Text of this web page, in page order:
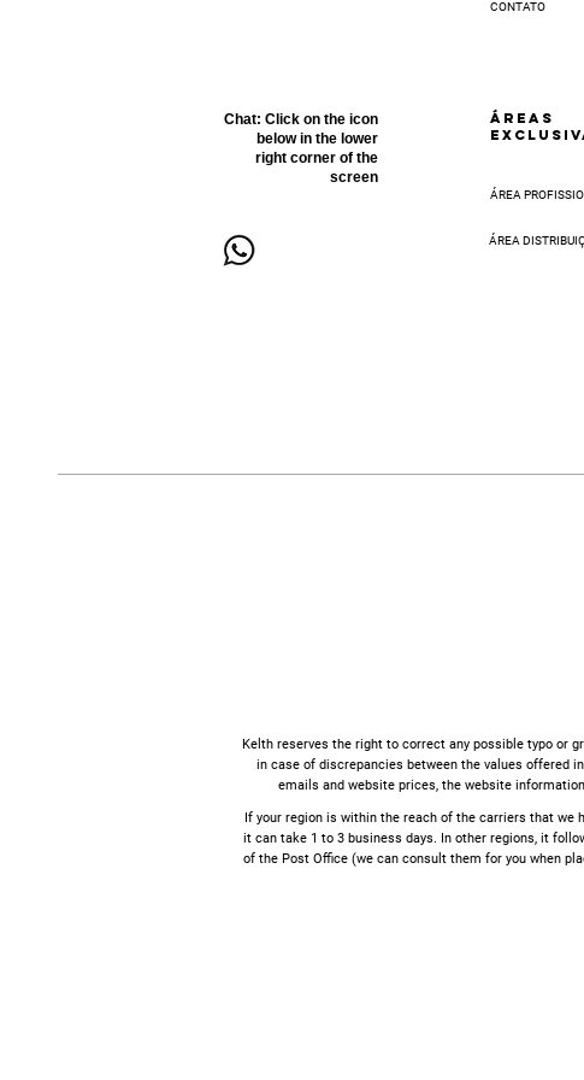
Chat: Click on the icon
below in the lower
right corner of the
screen
ÁREAS
CONTATO
ÁREA
ÁREA
Kelth reserves the right to correct any possible typo or
in case of discrepancies between the values ​​offered
emails and website prices, the website information
If your region is within the reach of the carriers that we
it can take 1 to 3 business days. In other regions, it
of the Post Office (we can consult them for you when